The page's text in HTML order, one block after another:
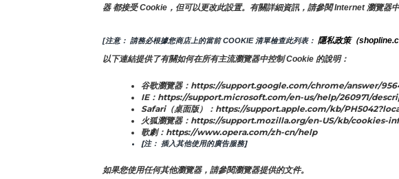
器 都接受 Cookie，但可以更改此設置。有關詳細資訊，請參閱 Internet 瀏覽器
[注意： 請務必根據您商店上的當前 COOKIE 清單檢查此列表： 隱私政策（
以下連結提供了有關如何在所有主流瀏覽器中控制 Cookie 的說明：
谷歌瀏覽器：https://support.google.com/chrome/answer/
IE：https://support.microsoft.com/en-us/help/260971/
Safari（桌面版）：https://support.apple.com/kb/
火狐瀏覽器：https://support.mozilla.org/en-US/kb/
歌劇：https://www.opera.com/zh-cn/help
[注： 插入其他使用的廣告服務]
如果您使用任何其他瀏覽器，請參閱瀏覽器提供的文件。